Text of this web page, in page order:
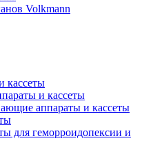
Volkmann
кассеты
и кассеты
аппараты и кассеты
для геморроидопексии и